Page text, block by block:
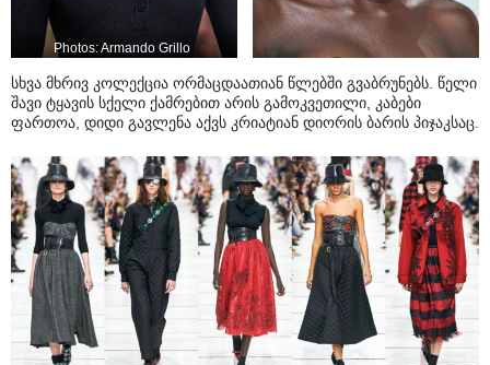
Photos: Armando Grillo
სხვა მხრივ კოლექცია ორმაცდაათიან წლებში გვაბრუნებს. წელი
შავი ტყავის სქელი ქამრებით არის გამოკვეთილი, კაბები
ფართოა, დიდი გავლენა აქვს კრიატიან დიორის ბარის პიჯაკსაც.